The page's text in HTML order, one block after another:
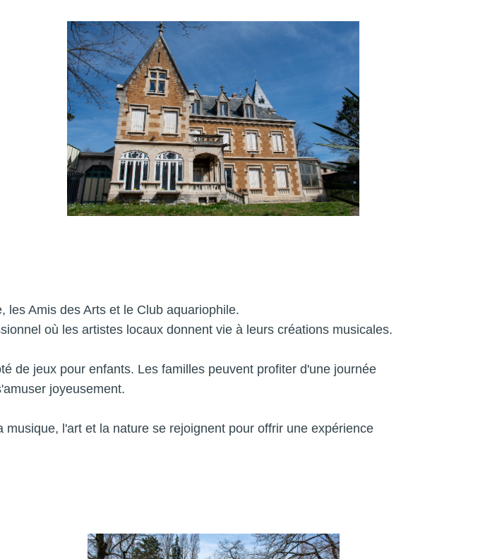
les Amis des Arts et le Club aquariophile.
où les artistes locaux donnent vie à leurs créations musicales.
de jeux pour enfants. Les familles peuvent profiter d'une journée
joyeusement.
l'art et la nature se rejoignent pour offrir une expérience